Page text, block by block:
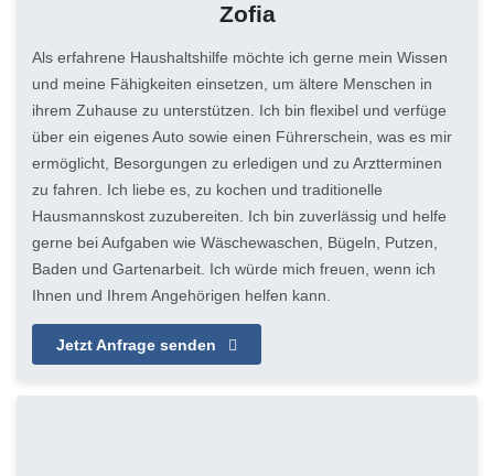
Zofia
Als erfahrene Haushaltshilfe möchte ich gerne mein Wissen
und meine Fähigkeiten einsetzen, um ältere Menschen in
ihrem Zuhause zu unterstützen. Ich bin flexibel und verfüge
über ein eigenes Auto sowie einen Führerschein, was es mir
ermöglicht, Besorgungen zu erledigen und zu Arztterminen
zu fahren. Ich liebe es, zu kochen und traditionelle
Hausmannskost zuzubereiten. Ich bin zuverlässig und helfe
gerne bei Aufgaben wie Wäschewaschen, Bügeln, Putzen,
Baden und Gartenarbeit. Ich würde mich freuen, wenn ich
Ihnen und Ihrem Angehörigen helfen kann.
Jetzt Anfrage senden